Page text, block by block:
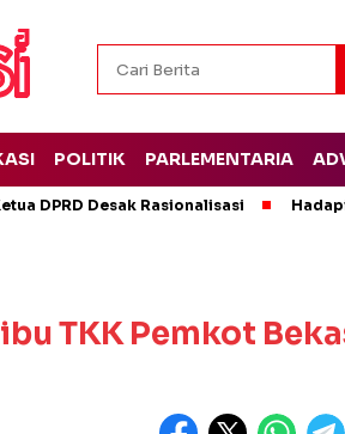
POLITIK PARLEMENTARIA
DPRD Desak Rasionalisasi
TKK Pemkot